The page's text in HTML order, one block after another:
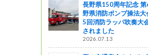
長野県150周年記念
野県消防ポンプ操法大
5回消防ラッパ吹奏大
されました
2026.07.13